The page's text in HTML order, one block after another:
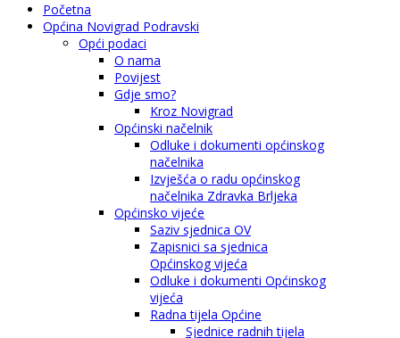
Početna
Općina Novigrad Podravski
Opći podaci
O nama
Povijest
Gdje smo?
Kroz Novigrad
Općinski načelnik
Odluke i dokumenti općinskog
načelnika
Izvješća o radu općinskog
načelnika Zdravka Brljeka
Općinsko vijeće
Saziv sjednica OV
Zapisnici sa sjednica
Općinskog vijeća
Odluke i dokumenti Općinskog
vijeća
Radna tijela Općine
Sjednice radnih tijela